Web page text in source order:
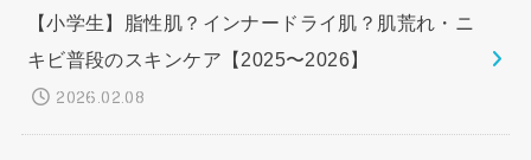
【小学生】脂性肌？インナードライ肌？肌荒れ・ニ
キビ普段のスキンケア【2025〜2026】
2026.02.08